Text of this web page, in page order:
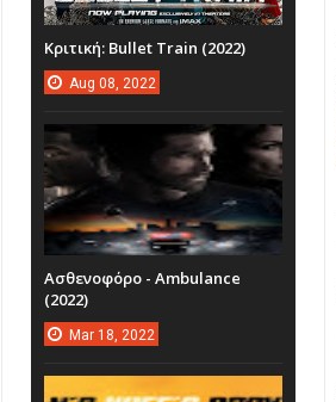
Κριτική: Bullet Train (2022)
Aug 08, 2022
Ασθενοφόρο - Ambulance
(2022)
Mar 18, 2022